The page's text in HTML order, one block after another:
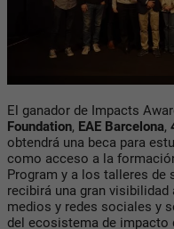
El ganador de Impacts
Foundation, EAE Barcelona,
obtendrá una beca para
como acceso a la
Program y a los talleres
recibirá una gran
medios y redes sociales y
del ecosistema de impacto